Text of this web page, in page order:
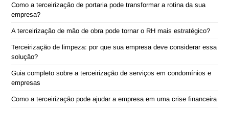
Como a terceirização de portaria pode transformar a rotina da sua
empresa?
A terceirização de mão de obra pode tornar o RH mais estratégico?
Terceirização de limpeza: por que sua empresa deve considerar essa
solução?
Guia completo sobre a terceirização de serviços em condomínios e
empresas
Como a terceirização pode ajudar a empresa em uma crise financeira